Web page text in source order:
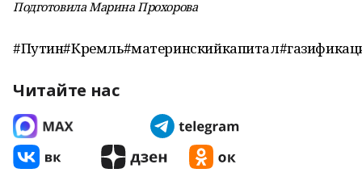
Подготовила Марина Прохорова
Читайте нас